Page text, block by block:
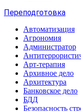
Переподготовка
Автоматизация
Агрономия
Администратор
Арт-терапия
Архивное дело
Архитектура
Банковское дело
БДД
Безопасность